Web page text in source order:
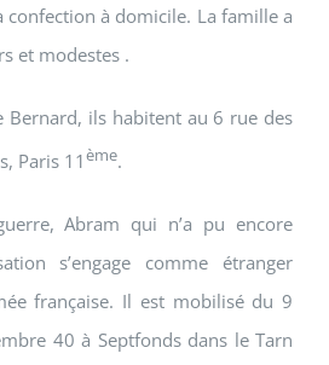
confection à domicile. La famille a
et modestes .
Bernard, ils habitent au 6 rue des
Paris 11ème.
Abram qui n’a pu encore
s’engage comme étranger
française. Il est mobilisé du 9
40 à Septfonds dans le Tarn